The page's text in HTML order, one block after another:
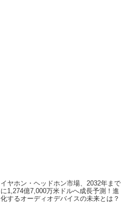
イヤホン・ヘッドホン市場、2032年まで
に1,274億7,000万米ドルへ成長予測！進
化するオーディオデバイスの未来とは？